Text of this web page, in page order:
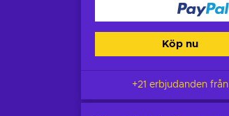
Köp nu
+21 erbjudanden från